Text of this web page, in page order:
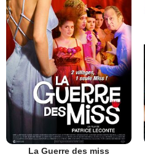
La Guerre des miss